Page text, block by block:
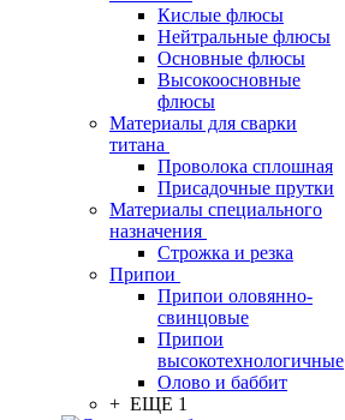
Кислые флюсы
Нейтральные флюсы
Основные флюсы
Высокоосновные
флюсы
Материалы для сварки
титана
Проволока сплошная
Присадочные прутки
Материалы специального
назначения
Строжка и резка
Припои
Припои оловянно-
свинцовые
Припои
высокотехнологичные
Олово и баббит
+ ЕЩЕ 1